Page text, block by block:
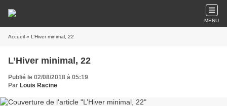
MENU
Accueil » L’Hiver minimal, 22
L’Hiver minimal, 22
Publié le 02/08/2018 à 05:19
Par Louis Racine